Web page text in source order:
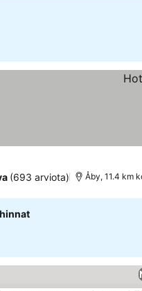
(693 arviota) Åby, 11.4 km